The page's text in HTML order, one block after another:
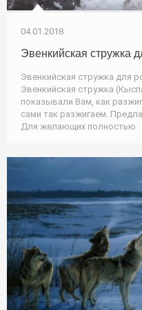
04.01.2018
Эвенкийская стружка
Эвенкийская стружка для
Эвенкийская стружка
показывали Вам, как
сами так разжигаем.
Для желающих полностью